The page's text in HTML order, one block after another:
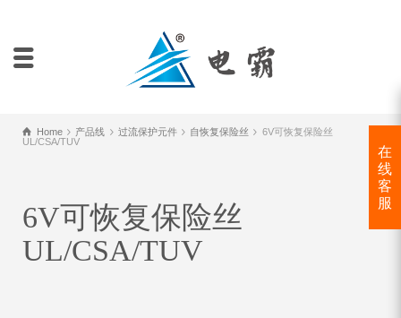
Home 产品线 过流保护元件 自恢复保险丝
6V可恢复保险丝
UL/CSA/TUV
6V可恢复保险丝
UL/CSA/TUV
在
线
客
服